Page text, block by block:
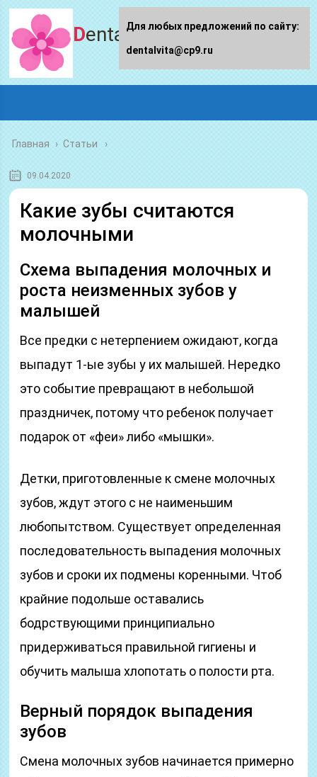
Dentalvita.ru
Главная › Статьи
09.04.2020
Какие зубы считаются
молочными
Схема выпадения молочных и
роста неизменных зубов у
малышей
Все предки с нетерпением ожидают, когда
выпадут 1-ые зубы у их малышей. Нередко
это событие превращают в небольшой
праздничек, потому что ребенок получает
подарок от «феи» либо «мышки».
Детки, приготовленные к смене молочных
зубов, ждут этого с не наименьшим
любопытством. Существует определенная
последовательность выпадения молочных
зубов и сроки их подмены коренными. Чтоб
крайние подольше оставались
бодрствующими принципиально
придерживаться правильной гигиены и
обучить малыша хлопотать о полости рта.
Верный порядок выпадения
зубов
Смена молочных зубов начинается примерно
Для любых предложений по сайту:
dentalvita@cp9.ru